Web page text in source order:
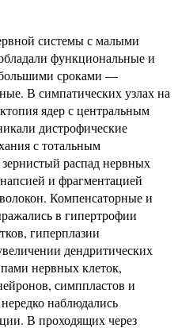
системы с малыми
функциональные и
сроками —
В симпатических узлах на
ядер с центральным
дистрофические
с тотальным
распад нервных
и фрагментацией
Компенсаторные и
в гипертрофии
гиперплазии
дендритических
нервных клеток,
симппластов и
наблюдались
В проходящих через